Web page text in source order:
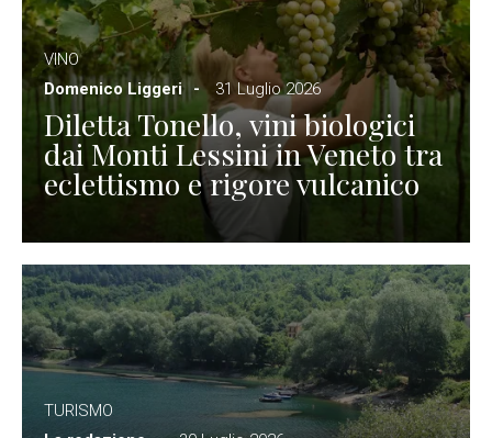
VINO
Domenico Liggeri
31 Luglio 2026
Diletta Tonello, vini biologici
dai Monti Lessini in Veneto tra
eclettismo e rigore vulcanico
TURISMO